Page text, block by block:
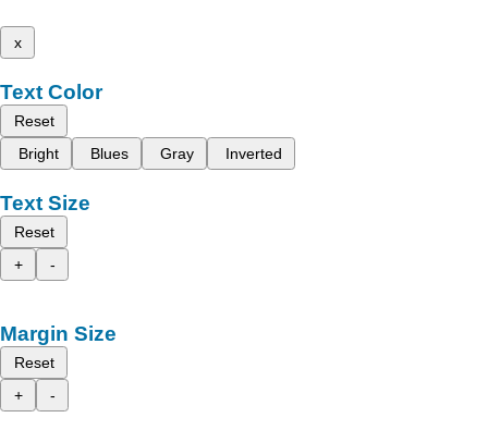
x
Text Color
Reset
Bright
Blues Gray Inverted
Text Size
Reset
+
-
Margin Size
Reset
+
-